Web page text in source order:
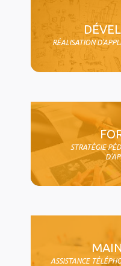
RÉALISATION
STRATÉGIE
ASSISTANCE